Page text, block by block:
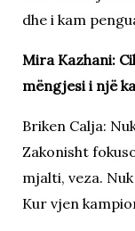
dhe i kam
Mira Kazhani:
mëngjesi i një
Briken Calja:
Zakonisht
mjalti, veza.
Kur vjen